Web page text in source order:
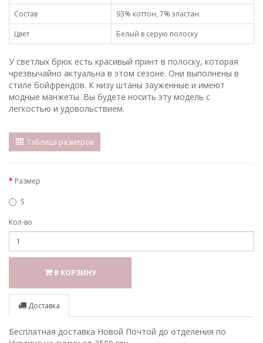
Состав
93% коттон, 7% эластан.
Цвет
Белый в серую полоску
У светлых брюк есть красивый принт в полоску, которая
чрезвычайно актуальна в этом сезоне. Они выполнены в
стиле бойфрендов. К низу штаны зауженные и имеют
модные манжеты. Вы будете носить эту модель с
легкостью и удовольствием.
Таблица размеров
Размер
S
Кол-во
В КОРЗИНУ
Доставка
Бесплатная доставка Новой Почтой до отделения по